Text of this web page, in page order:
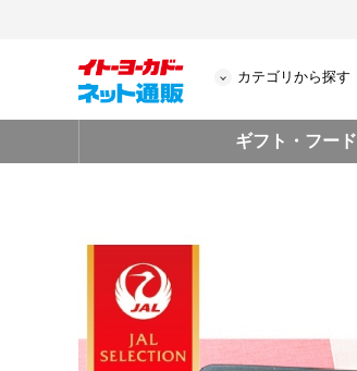
カテゴリから探す
ギフト・フード